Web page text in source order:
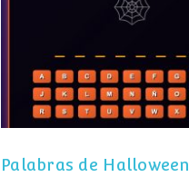
Palabras de Halloween